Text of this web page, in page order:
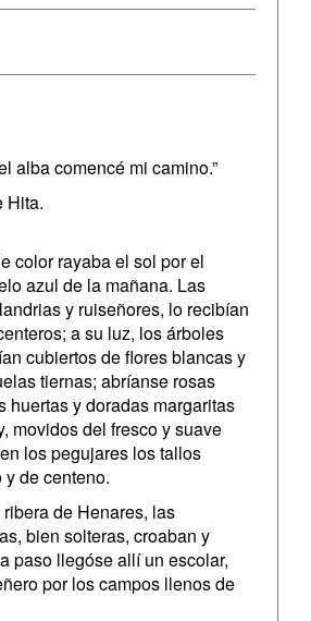
alba comencé mi camino.”
Hita.
color rayaba el sol por el
azul de la mañana. Las
y ruiseñores, lo recibían
a su luz, los árboles
cubiertos de flores blancas y
tiernas; abríanse rosas
huertas y doradas margaritas
movidos del fresco y suave
los pegujares los tallos
de centeno.
de Henares, las
bien solteras, croaban y
paso llegóse allí un escolar,
por los campos llenos de